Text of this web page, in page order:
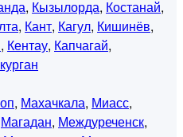
, Кызылорда, Костанай,
, Кант, Кагул, Кишинёв,
, Кентау, Капчагай,
, Махачкала, Миасс,
Магадан, Междуреченск,